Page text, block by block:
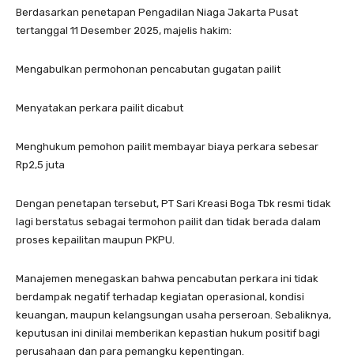
Berdasarkan penetapan Pengadilan Niaga Jakarta Pusat
tertanggal 11 Desember 2025, majelis hakim:
Mengabulkan permohonan pencabutan gugatan pailit
Menyatakan perkara pailit dicabut
Menghukum pemohon pailit membayar biaya perkara sebesar
Rp2,5 juta
Dengan penetapan tersebut, PT Sari Kreasi Boga Tbk resmi tidak
lagi berstatus sebagai termohon pailit dan tidak berada dalam
proses kepailitan maupun PKPU.
Manajemen menegaskan bahwa pencabutan perkara ini tidak
berdampak negatif terhadap kegiatan operasional, kondisi
keuangan, maupun kelangsungan usaha perseroan. Sebaliknya,
keputusan ini dinilai memberikan kepastian hukum positif bagi
perusahaan dan para pemangku kepentingan.